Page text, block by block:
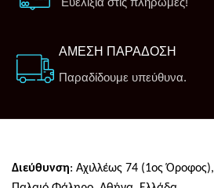
ΑΜΕΣΗ ΠΑΡΑΔΟΣΗ
Παραδίδουμε υπεύθυνα.
Διεύθυνση: Αχιλλέως 74 (1ος